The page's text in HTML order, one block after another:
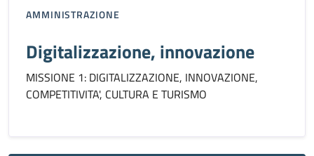
AMMINISTRAZIONE
Digitalizzazione, innovazione
MISSIONE 1: DIGITALIZZAZIONE, INNOVAZIONE,
COMPETITIVITA', CULTURA E TURISMO